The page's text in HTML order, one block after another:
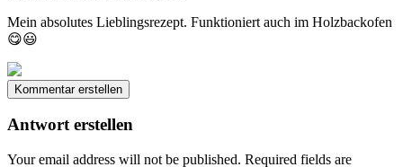
Mein absolutes Lieblingsrezept. Funktioniert auch im Holzbackofen
😋😃
Kommentar erstellen
Antwort erstellen
Your email address will not be published. Required fields are